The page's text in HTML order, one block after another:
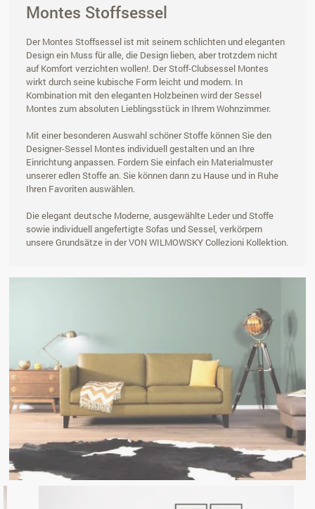
Montes Stoffsessel
Der Montes Stoffsessel ist mit seinem schlichten und eleganten
Design ein Muss für alle, die Design lieben, aber trotzdem nicht
auf Komfort verzichten wollen!. Der Stoff-Clubsessel Montes
wirkt durch seine kubische Form leicht und modern. In
Kombination mit den eleganten Holzbeinen wird der Sessel
Montes zum absoluten Lieblingsstück in Ihrem Wohnzimmer.
Mit einer besonderen Auswahl schöner Stoffe können Sie den
Designer-Sessel Montes individuell gestalten und an Ihre
Einrichtung anpassen. Fordern Sie einfach ein Materialmuster
unserer edlen Stoffe an. Sie können dann zu Hause und in Ruhe
Ihren Favoriten auswählen.
Die elegant deutsche Moderne, ausgewählte Leder und Stoffe
sowie individuell angefertigte Sofas und Sessel, verkörpern
unsere Grundsätze in der VON WILMOWSKY Collezioni Kollektion.